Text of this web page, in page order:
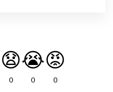
😧
0
😭
0
😡
0